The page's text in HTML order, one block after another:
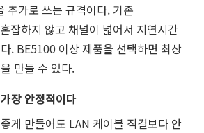
추가로 쓰는 규격이다. 기존
잡하지 않고 채널이 넓어서 지연시간
. BE5100 이상 제품을 선택하면 최상
만들 수 있다.
장 안정적이다
게 만들어도 LAN 케이블 직결보다 안